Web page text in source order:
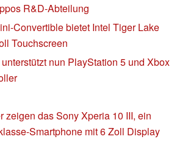
R&D-Abteilung
Convertible bietet Intel Tiger Lake
Touchscreen
nun PlayStation 5 und Xbox
zeigen das Sony Xperia 10 III, ein
Smartphone mit 6 Zoll Display